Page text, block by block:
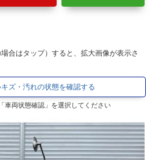
合はタップ）すると、拡大画像が表示さ
ズ・汚れの状態を確認する
車両状態確認」を選択してください